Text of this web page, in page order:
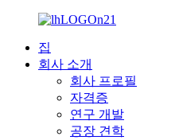
집
회사 소개
회사 프로필
자격증
연구 개발
공장 견학